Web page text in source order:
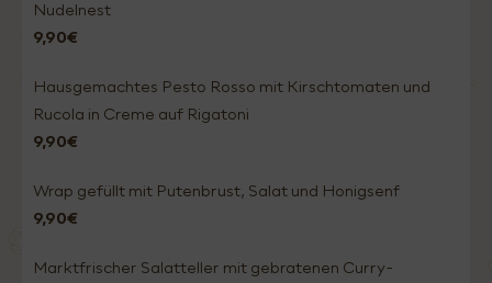
Nudelnest
9,90€
Hausgemachtes Pesto Rosso mit Kirschtomaten und
Rucola in Creme auf Rigatoni
9,90€
Wrap gefüllt mit Putenbrust, Salat und Honigsenf
9,90€
Marktfrischer Salatteller mit gebratenen Curry-